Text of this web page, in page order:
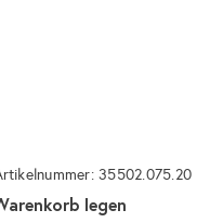
35502.075.20
legen